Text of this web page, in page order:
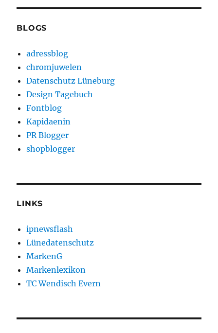
BLOGS
adressblog
chromjuwelen
Datenschutz Lüneburg
Design Tagebuch
Fontblog
Kapidaenin
PR Blogger
shopblogger
LINKS
ipnewsflash
Lünedatenschutz
MarkenG
Markenlexikon
TC Wendisch Evern